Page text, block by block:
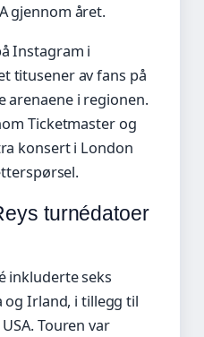
gjennom året.
Instagram i
titusener av fans på
arenaene i regionen.
Ticketmaster og
konsert i London
turnédatoer
inkluderte seks
Irland, i tillegg til
Touren var